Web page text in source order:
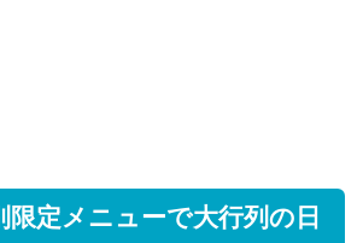
限定メニューで大行列の日